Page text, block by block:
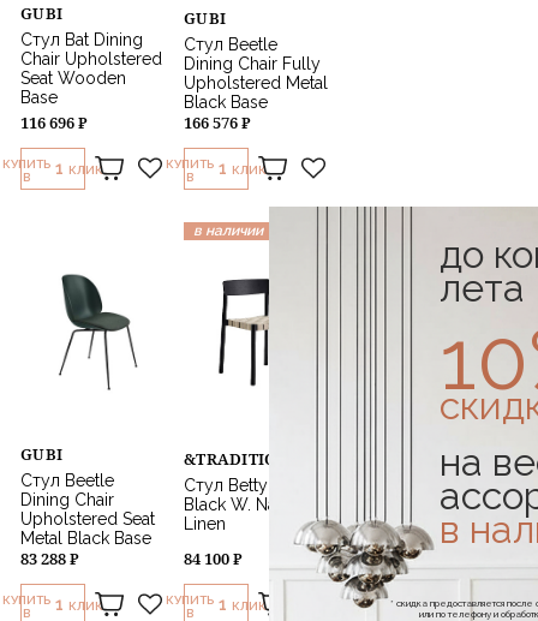
GUBI
Стул Bat Dining
Chair Upholstered
Seat Wooden
Base
116 696 ₽
КУПИТЬ
В
1 КЛИК
GUBI
Стул Beetle
Dining Chair Fully
Upholstered Metal
Black Base
166 576 ₽
КУПИТЬ
В
1 КЛИК
GUBI
Стул Beetle
Dining Chair
Upholstered Seat
Metal Black Base
83 288 ₽
КУПИТЬ
В
1 КЛИК
в наличии
&TRADITION
Стул Betty TK1
Black W. Natural
Linen
84 100 ₽
КУПИТЬ
В
1 КЛИК
до
лета
на
в
* скидка предоставляется
или по телефону и